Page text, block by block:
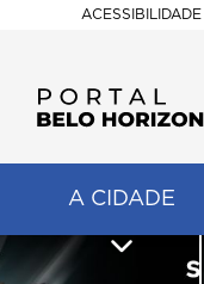
ACESSIBILIDADE
A CIDADE